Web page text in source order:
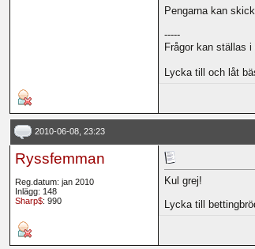
Pengarna kan
-----
Frågor kan ställas
Lycka till och låt
2010-06-08, 23:23
Ryssfemman
Reg.datum: jan 2010
Inlägg: 148
Sharp$: 990
Kul grej!
Lycka till